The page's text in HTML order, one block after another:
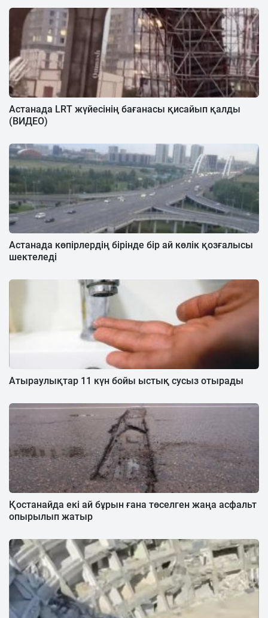
Астанада LRT жүйесінің бағанасы қисайып қалды
(ВИДЕО)
Астанада көпірлердің бірінде бір ай көлік қозғалысы
шектеледі
Атыраулықтар 11 күн бойы ыстық сусыз отырады
Қостанайда екі ай бұрын ғана төселген жаңа асфальт
опырылып жатыр